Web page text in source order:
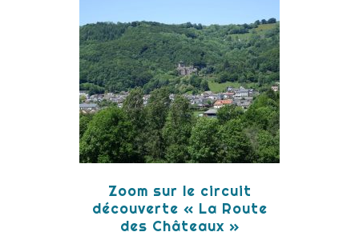
Zoom sur le circuit
découverte « La Route
des Châteaux »